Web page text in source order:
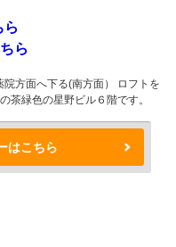
ら
ら
方面へ下る(南方面） ロフトを
茶緑色の星野ビル６階です。
はこちら